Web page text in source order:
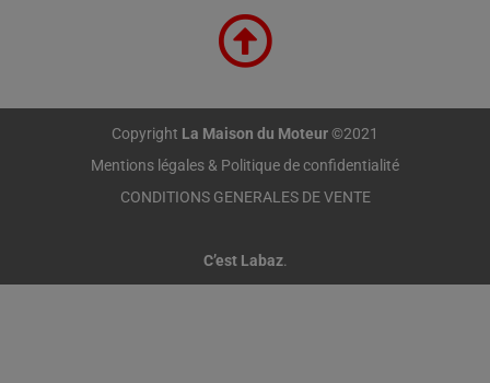
Copyright La Maison du Moteur©2021
Mentions légales & Politique de confidentialité
CONDITIONS GENERALES DE VENTE
C’est Labaz.